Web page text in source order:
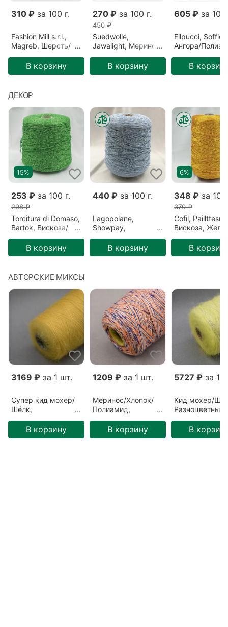
310 ₽ за 100 г.
Fashion Mill s.r.l.,
Magreb, Шерсть/
Розовый/Ягода
(26640)
В корзину
270 ₽ за 100 г.
450 ₽
Suedwolle,
Jawalight, Меринос,
(S6F72809)
В корзину
605 ₽ за 100
Filpucci, Soffio,
Ангора/
(213)В
ДЕКОР
15%
253 ₽ за 100 г.
298 ₽
Torcitura di Domaso,
Bartok, Вискоза/
Мамба (BK16)
В корзину
440 ₽ за 100 г.
Lagopolane,
Showpay,
Иные волокна/
Пайетки, Голубой/
В корзину
6%
348 ₽ за 100
370 ₽
Cofil, Paillttesrit,
Вискоза,
яблоко (7633)
В
АВТОРСКИЕ МИКСЫ
3169 ₽ за 1 шт.
Супер кид мохер/
Шёлк,
Купавница
(ГЛ-00058)
В корзину
1209 ₽ за 1 шт.
Меринос/Хлопок/
Полиамид,
Голландия
(ГЛ-00073)
В корзину
5727 ₽ за 1
Кид мохер/
Разноцветный/
(ГЛ-00057)
В